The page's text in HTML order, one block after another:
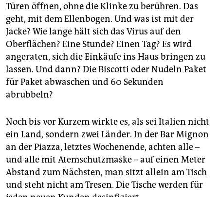
Türen öffnen, ohne die Klinke zu berühren. Das
geht, mit dem Ellenbogen. Und was ist mit der
Jacke? Wie lange hält sich das Virus auf den
Oberflächen? Eine Stunde? Einen Tag? Es wird
angeraten, sich die Einkäufe ins Haus bringen zu
lassen. Und dann? Die Biscotti oder Nudeln Paket
für Paket abwaschen und 60 Sekunden
abrubbeln?
Noch bis vor Kurzem wirkte es, als sei Italien nicht
ein Land, sondern zwei Länder. In der Bar Mignon
an der Piaz­za, letztes Wochenende, achten alle –
und alle mit Atemschutzmaske – auf einen Meter
Abstand zum Nächsten, man sitzt allein am Tisch
und steht nicht am Tresen. Die Tische werden für